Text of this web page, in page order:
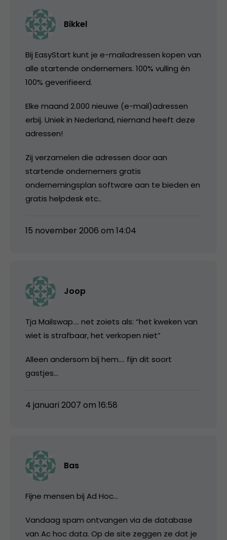
Bikkel
Bij EasyStart kunt je e-mailadressen kopen van
alle startende ondernemers. 100% vulling én
100% geverifieerd.
Elke maand 2.000 nieuwe (e-mail)adressen
erbij. Uniek in Nederland, niemand heeft deze
adressen!
Zij verzamelen die adressen door aan
startende ondernemers gratis
ondernemingsplan software aan te bieden en
gratis helpdesk etc..
15 november 2006 om 14:04
Joop
Tja Mailswap…. net zoiets als: “het kweken van
wiet is strafbaar, het verkopen niet”
Alleen andersom bij hem…. fijn dit soort
gastjes…
4 januari 2007 om 16:58
Bas
Fijne mensen bij Ad Hoc…
Vandaag spam ontvangen via de database
van Ac hoc data. Op de site zeggen ze dat je